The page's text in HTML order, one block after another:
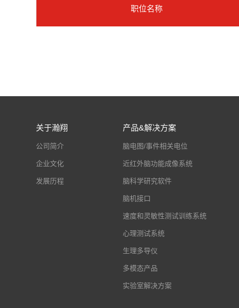
职位名称
关于瀚翔
公司简介
企业文化
发展历程
产品&解决方案
脑电图/事件相关电位
近红外脑功能成像系统
脑科学研究软件
脑机接口
速度和灵敏性测试训练系统
心理测试系统
生理多导仪
多模态产品
实验室解决方案